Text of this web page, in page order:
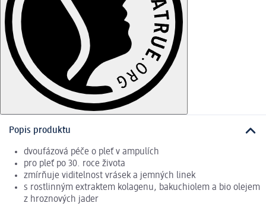
Popis produktu
dvoufázová péče o pleť v ampulích
pro pleť po 30. roce života
zmírňuje viditelnost vrásek a jemných linek
s rostlinným extraktem kolagenu, bakuchiolem a bio olejem
z hroznových jader